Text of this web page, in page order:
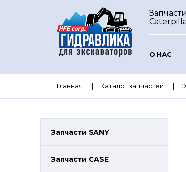
О НАС
Главная Каталог запчастей
Запчасти SANY
Запчасти CASE